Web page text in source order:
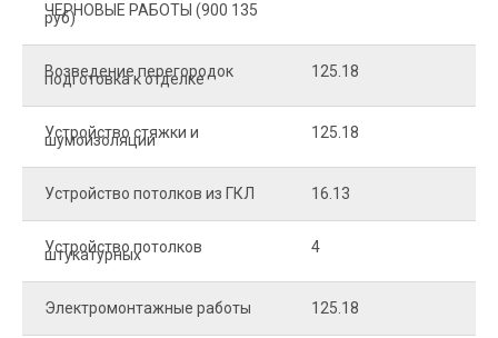
ЧЕРНОВЫЕ РАБОТЫ (900 135
руб)
Возведение перегородок
подготовка к отделке 125.18
Устройство стяжки и
шумоизоляции 125.18
Устройство потолков из ГКЛ 16.13
Устройство потолков
штукатурных 4
Электромонтажные работы 125.18